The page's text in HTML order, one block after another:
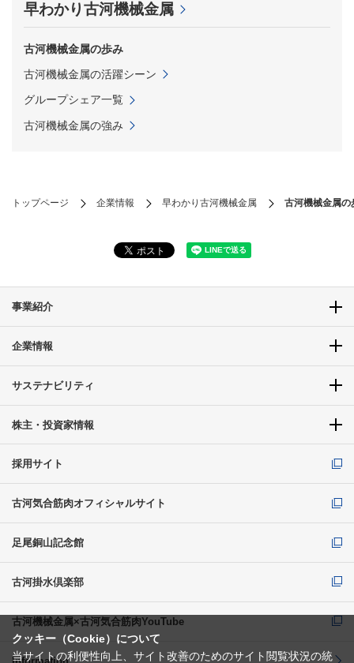
早わかり古河機械金属
古河機械金属の歩み
古河機械金属の活躍シーン
グループシェア一覧
古河機械金属の強み
トップページ 企業情報 早わかり古河機械金属 古河機械金属の
事業紹介
企業情報
サステナビリティ
株主・投資家情報
採用サイト
古河気合筋肉オフィシャルサイト
足尾銅山記念館
古河掛水倶楽部
古河機械金属×古河気合筋肉YouTube
クッキー（Cookie）について
当サイトの利便性向上、サイト改善のためのサイト閲覧状況の統